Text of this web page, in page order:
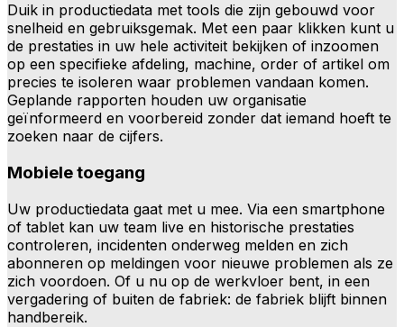
Duik in productiedata met tools die zijn gebouwd voor
snelheid en gebruiksgemak. Met een paar klikken kunt u
de prestaties in uw hele activiteit bekijken of inzoomen
op een specifieke afdeling, machine, order of artikel om
precies te isoleren waar problemen vandaan komen.
Geplande rapporten houden uw organisatie
geïnformeerd en voorbereid zonder dat iemand hoeft te
zoeken naar de cijfers.
Mobiele toegang
Uw productiedata gaat met u mee. Via een smartphone
of tablet kan uw team live en historische prestaties
controleren, incidenten onderweg melden en zich
abonneren op meldingen voor nieuwe problemen als ze
zich voordoen. Of u nu op de werkvloer bent, in een
vergadering of buiten de fabriek: de fabriek blijft binnen
handbereik.